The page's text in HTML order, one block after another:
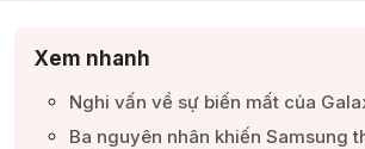
Xem nhanh
Nghi vấn về sự biến mất của
Ba nguyên nhân khiến Samsung